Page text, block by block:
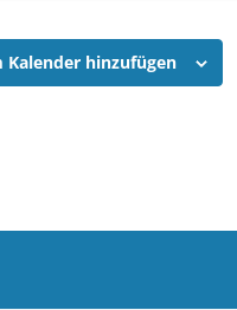
Kalender hinzufügen